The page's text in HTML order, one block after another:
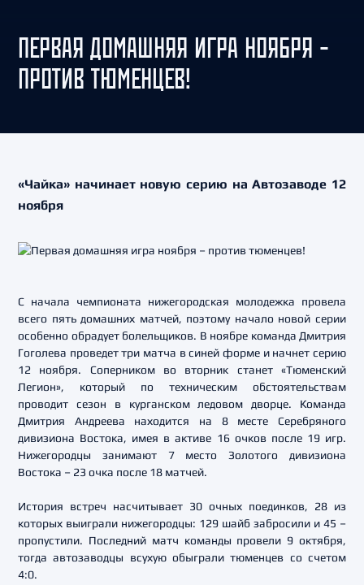
ПЕРВАЯ ДОМАШНЯЯ ИГРА НОЯБРЯ –
ПРОТИВ ТЮМЕНЦЕВ!
«Чайка» начинает новую серию на Автозаводе 12
ноября
С начала чемпионата нижегородская молодежка провела
всего пять домашних матчей, поэтому начало новой серии
особенно обрадует болельщиков. В ноябре команда Дмитрия
Гоголева проведет три матча в синей форме и начнет серию
12 ноября. Соперником во вторник станет «Тюменский
Легион», который по техническим обстоятельствам
проводит сезон в курганском ледовом дворце. Команда
Дмитрия Андреева находится на 8 месте Серебряного
дивизиона Востока, имея в активе 16 очков после 19 игр.
Нижегородцы занимают 7 место Золотого дивизиона
Востока – 23 очка после 18 матчей.
История встреч насчитывает 30 очных поединков, 28 из
которых выиграли нижегородцы: 129 шайб забросили и 45 –
пропустили. Последний матч команды провели 9 октября,
тогда автозаводцы всухую обыграли тюменцев со счетом
4:0.